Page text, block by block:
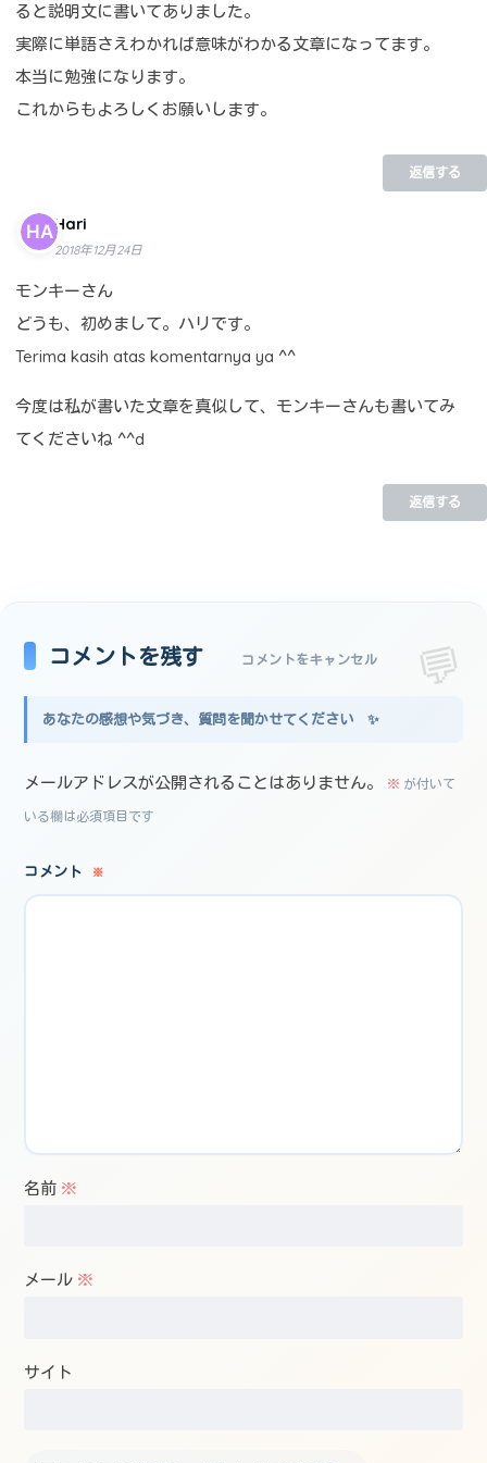
ると説明文に書いてありました。
実際に単語さえわかれば意味がわかる文章になってます。
本当に勉強になります。
これからもよろしくお願いします。
返信する
Hari
2018年12月24日
モンキーさん
どうも、初めまして。ハリです。
Terima kasih atas komentarnya ya ^^
今度は私が書いた文章を真似して、モンキーさんも書いてみ
てくださいね ^^d
返信する
コメントを残す コメントをキャンセル
メールアドレスが公開されることはありません。 ※ が付いて
いる欄は必須項目です
コメント ※
名前 ※
メール ※
サイト